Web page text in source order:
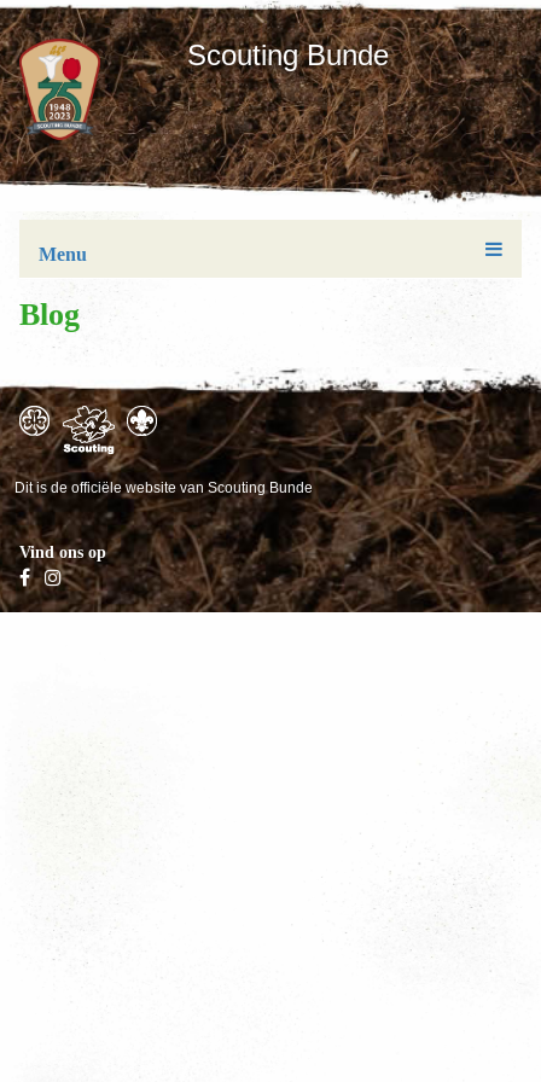
Scouting Bunde
Menu
Blog
Dit is de officiële website van Scouting Bunde
Vind ons op